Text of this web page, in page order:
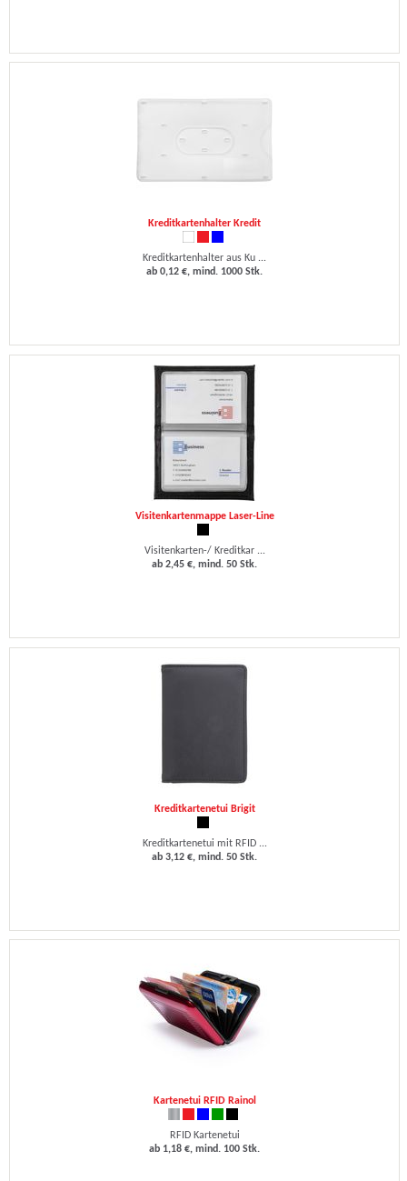
Kreditkartenhalter Kredit
Kreditkartenhalter aus Ku ...
ab 0,12 €, mind. 1000 Stk.
Visitenkartenmappe Laser-Line
Visitenkarten-/ Kreditkar ...
ab 2,45 €, mind. 50 Stk.
Kreditkartenetui Brigit
Kreditkartenetui mit RFID ...
ab 3,12 €, mind. 50 Stk.
Kartenetui RFID Rainol
RFID Kartenetui
ab 1,18 €, mind. 100 Stk.